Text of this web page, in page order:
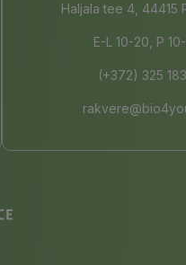
Haljala tee 4, 44415
E-L 10-20, P
(+372) 325